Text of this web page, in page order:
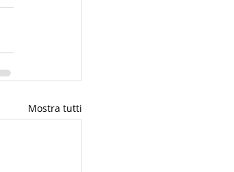
Mostra tutti